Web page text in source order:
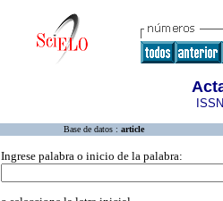
Base de datos : article
Ingrese palabra o inicio de la palabra: